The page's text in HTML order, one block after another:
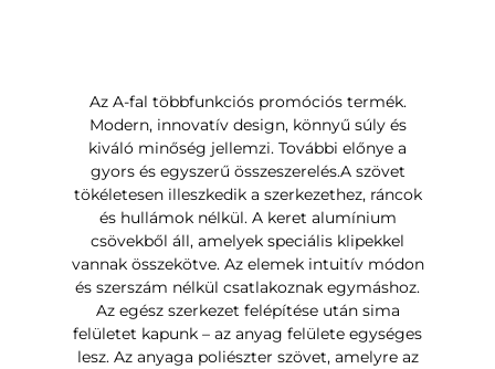
Az A-fal többfunkciós promóciós termék.
Modern, innovatív design, könnyű súly és
kiváló minőség jellemzi. További előnye a
gyors és egyszerű összeszerelés.A szövet
tökéletesen illeszkedik a szerkezethez, ráncok
és hullámok nélkül. A keret alumínium
csövekből áll, amelyek speciális klipekkel
vannak összekötve. Az elemek intuitív módon
és szerszám nélkül csatlakoznak egymáshoz.
Az egész szerkezet felépítése után sima
felületet kapunk – az anyag felülete egységes
lesz. Az anyaga poliészter szövet, amelyre az